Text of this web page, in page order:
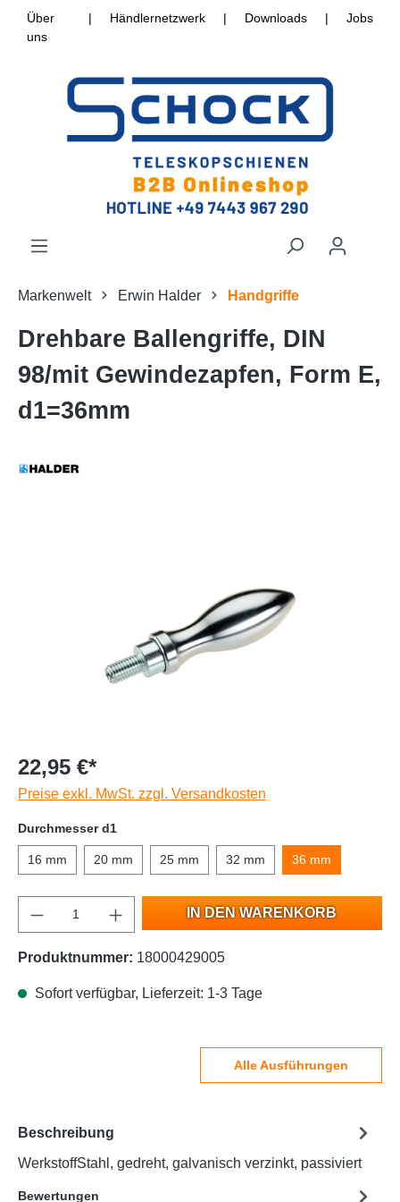
Über
uns
| Händlernetzwerk | Downloads | Jobs
Markenwelt Erwin Halder Handgriffe
Drehbare Ballengriffe, DIN
98/mit Gewindezapfen, Form E,
d1=36mm
22,95 €*
Preise exkl. MwSt. zzgl. Versandkosten
Durchmesser d1
16 mm 20 mm 25 mm 32 mm 36 mm
IN DEN WARENKORB
Produktnummer: 18000429005
Sofort verfügbar, Lieferzeit: 1-3 Tage
Alle Ausführungen
Beschreibung
WerkstoffStahl, gedreht, galvanisch verzinkt, passiviert
Bewertungen